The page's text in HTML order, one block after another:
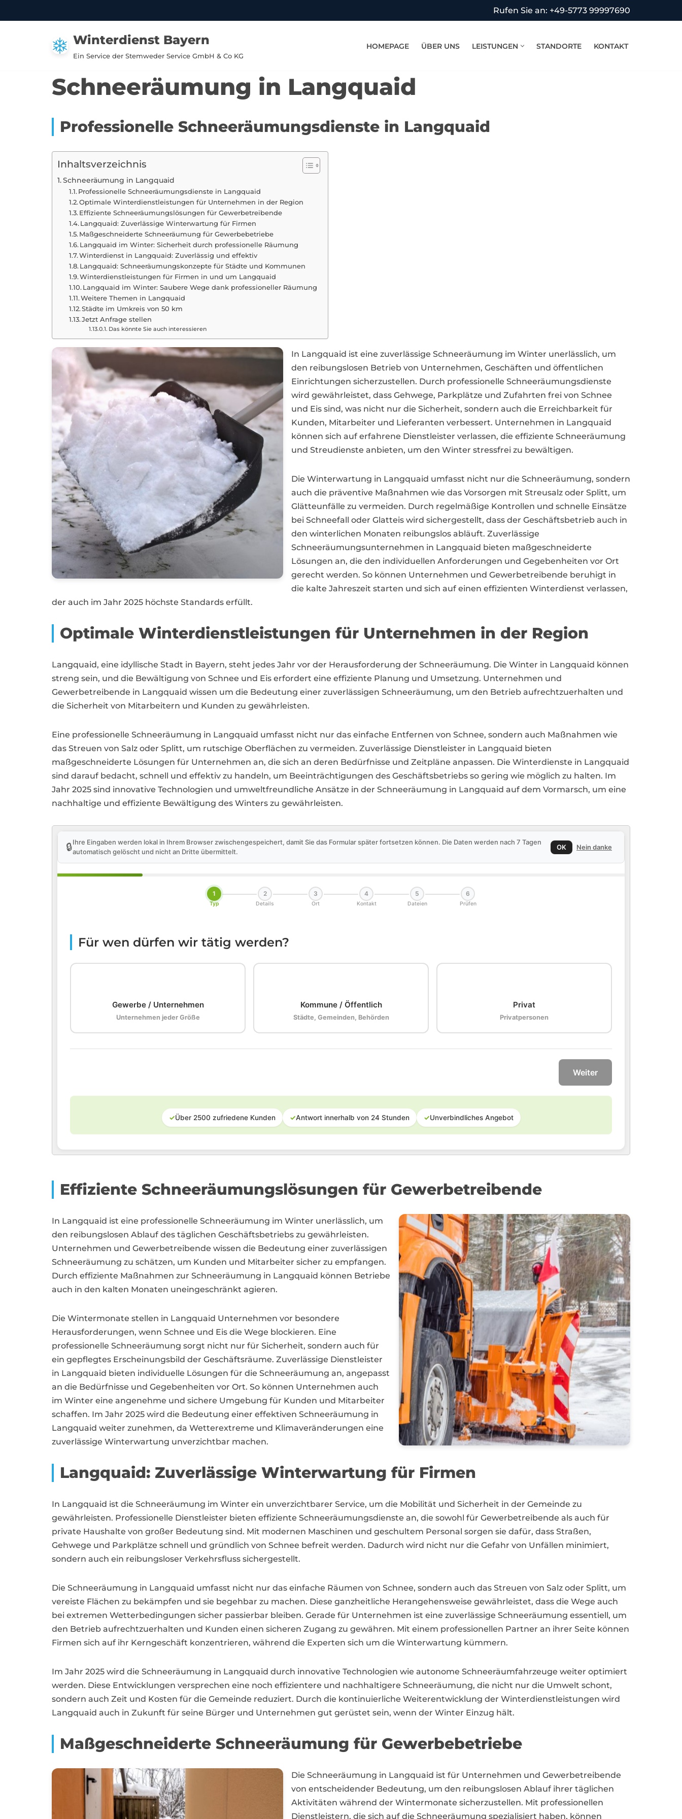
Rufen Sie an: +49-5773 99997690
Winterdienst Bayern
Ein Service der Stemweder Service GmbH & Co KG
HOMEPAGE ÜBER UNS LEISTUNGEN STANDORTE KONTAKT
Schneeräumung in Langquaid
Professionelle Schneeräumungsdienste in Langquaid
Inhaltsverzeichnis
Schneeräumung in Langquaid
Professionelle Schneeräumungsdienste in Langquaid
Optimale Winterdienstleistungen für Unternehmen in der Region
Effiziente Schneeräumungslösungen für Gewerbetreibende
Langquaid: Zuverlässige Winterwartung für Firmen
Maßgeschneiderte Schneeräumung für Gewerbebetriebe
Langquaid im Winter: Sicherheit durch professionelle Räumung
Winterdienst in Langquaid: Zuverlässig und effektiv
Langquaid: Schneeräumungskonzepte für Städte und Kommunen
Winterdienstleistungen für Firmen in und um Langquaid
Langquaid im Winter: Saubere Wege dank professioneller Räumung
Weitere Themen in Langquaid
Städte im Umkreis von 50 km
Jetzt Anfrage stellen
Das könnte Sie auch interessieren
In Langquaid ist eine zuverlässige Schneeräumung im Winter unerlässlich, um
den reibungslosen Betrieb von Unternehmen, Geschäften und öffentlichen
Einrichtungen sicherzustellen. Durch professionelle Schneeräumungsdienste
wird gewährleistet, dass Gehwege, Parkplätze und Zufahrten frei von Schnee
und Eis sind, was nicht nur die Sicherheit, sondern auch die Erreichbarkeit für
Kunden, Mitarbeiter und Lieferanten verbessert. Unternehmen in Langquaid
können sich auf erfahrene Dienstleister verlassen, die effiziente Schneeräumung
und Streudienste anbieten, um den Winter stressfrei zu bewältigen.
Die Winterwartung in Langquaid umfasst nicht nur die Schneeräumung, sondern
auch die präventive Maßnahmen wie das Vorsorgen mit Streusalz oder Splitt, um
Glätteunfälle zu vermeiden. Durch regelmäßige Kontrollen und schnelle Einsätze
bei Schneefall oder Glatteis wird sichergestellt, dass der Geschäftsbetrieb auch in
den winterlichen Monaten reibungslos abläuft. Zuverlässige
Schneeräumungsunternehmen in Langquaid bieten maßgeschneiderte
Lösungen an, die den individuellen Anforderungen und Gegebenheiten vor Ort
gerecht werden. So können Unternehmen und Gewerbetreibende beruhigt in
die kalte Jahreszeit starten und sich auf einen effizienten Winterdienst verlassen,
der auch im Jahr 2025 höchste Standards erfüllt.
Optimale Winterdienstleistungen für Unternehmen in der Region
Langquaid, eine idyllische Stadt in Bayern, steht jedes Jahr vor der Herausforderung der Schneeräumung. Die Winter in Langquaid können
streng sein, und die Bewältigung von Schnee und Eis erfordert eine effiziente Planung und Umsetzung. Unternehmen und
Gewerbetreibende in Langquaid wissen um die Bedeutung einer zuverlässigen Schneeräumung, um den Betrieb aufrechtzuerhalten und
die Sicherheit von Mitarbeitern und Kunden zu gewährleisten.
Eine professionelle Schneeräumung in Langquaid umfasst nicht nur das einfache Entfernen von Schnee, sondern auch Maßnahmen wie
das Streuen von Salz oder Splitt, um rutschige Oberflächen zu vermeiden. Zuverlässige Dienstleister in Langquaid bieten
maßgeschneiderte Lösungen für Unternehmen an, die sich an deren Bedürfnisse und Zeitpläne anpassen. Die Winterdienste in Langquaid
sind darauf bedacht, schnell und effektiv zu handeln, um Beeinträchtigungen des Geschäftsbetriebs so gering wie möglich zu halten. Im
Jahr 2025 sind innovative Technologien und umweltfreundliche Ansätze in der Schneeräumung in Langquaid auf dem Vormarsch, um eine
nachhaltige und effiziente Bewältigung des Winters zu gewährleisten.
🔒Ihre Eingaben werden lokal in Ihrem Browser zwischengespeichert, damit Sie das Formular später fortsetzen können. Die Daten werden nach 7 Tagen
automatisch gelöscht und nicht an Dritte übermittelt.
OK Nein danke
1
Typ
2
Details
3
Ort
4
Kontakt
5
Dateien
6
Prüfen
Für wen dürfen wir tätig werden?
Gewerbe / Unternehmen
Unternehmen jeder Größe
Kommune / Öffentlich
Städte, Gemeinden, Behörden
Privat
Privatpersonen
Weiter
✓Über 2500 zufriedene Kunden ✓Antwort innerhalb von 24 Stunden ✓Unverbindliches Angebot
Effiziente Schneeräumungslösungen für Gewerbetreibende
In Langquaid ist eine professionelle Schneeräumung im Winter unerlässlich, um
den reibungslosen Ablauf des täglichen Geschäftsbetriebs zu gewährleisten.
Unternehmen und Gewerbetreibende wissen die Bedeutung einer zuverlässigen
Schneeräumung zu schätzen, um Kunden und Mitarbeiter sicher zu empfangen.
Durch effiziente Maßnahmen zur Schneeräumung in Langquaid können Betriebe
auch in den kalten Monaten uneingeschränkt agieren.
Die Wintermonate stellen in Langquaid Unternehmen vor besondere
Herausforderungen, wenn Schnee und Eis die Wege blockieren. Eine
professionelle Schneeräumung sorgt nicht nur für Sicherheit, sondern auch für
ein gepflegtes Erscheinungsbild der Geschäftsräume. Zuverlässige Dienstleister
in Langquaid bieten individuelle Lösungen für die Schneeräumung an, angepasst
an die Bedürfnisse und Gegebenheiten vor Ort. So können Unternehmen auch
im Winter eine angenehme und sichere Umgebung für Kunden und Mitarbeiter
schaffen. Im Jahr 2025 wird die Bedeutung einer effektiven Schneeräumung in
Langquaid weiter zunehmen, da Wetterextreme und Klimaveränderungen eine
zuverlässige Winterwartung unverzichtbar machen.
Langquaid: Zuverlässige Winterwartung für Firmen
In Langquaid ist die Schneeräumung im Winter ein unverzichtbarer Service, um die Mobilität und Sicherheit in der Gemeinde zu
gewährleisten. Professionelle Dienstleister bieten effiziente Schneeräumungsdienste an, die sowohl für Gewerbetreibende als auch für
private Haushalte von großer Bedeutung sind. Mit modernen Maschinen und geschultem Personal sorgen sie dafür, dass Straßen,
Gehwege und Parkplätze schnell und gründlich von Schnee befreit werden. Dadurch wird nicht nur die Gefahr von Unfällen minimiert,
sondern auch ein reibungsloser Verkehrsfluss sichergestellt.
Die Schneeräumung in Langquaid umfasst nicht nur das einfache Räumen von Schnee, sondern auch das Streuen von Salz oder Splitt, um
vereiste Flächen zu bekämpfen und sie begehbar zu machen. Diese ganzheitliche Herangehensweise gewährleistet, dass die Wege auch
bei extremen Wetterbedingungen sicher passierbar bleiben. Gerade für Unternehmen ist eine zuverlässige Schneeräumung essentiell, um
den Betrieb aufrechtzuerhalten und Kunden einen sicheren Zugang zu gewähren. Mit einem professionellen Partner an ihrer Seite können
Firmen sich auf ihr Kerngeschäft konzentrieren, während die Experten sich um die Winterwartung kümmern.
Im Jahr 2025 wird die Schneeräumung in Langquaid durch innovative Technologien wie autonome Schneeräumfahrzeuge weiter optimiert
werden. Diese Entwicklungen versprechen eine noch effizientere und nachhaltigere Schneeräumung, die nicht nur die Umwelt schont,
sondern auch Zeit und Kosten für die Gemeinde reduziert. Durch die kontinuierliche Weiterentwicklung der Winterdienstleistungen wird
Langquaid auch in Zukunft für seine Bürger und Unternehmen gut gerüstet sein, wenn der Winter Einzug hält.
Maßgeschneiderte Schneeräumung für Gewerbebetriebe
Die Schneeräumung in Langquaid ist für Unternehmen und Gewerbetreibende
von entscheidender Bedeutung, um den reibungslosen Ablauf ihrer täglichen
Aktivitäten während der Wintermonate sicherzustellen. Mit professionellen
Dienstleistern, die sich auf die Schneeräumung spezialisiert haben, können